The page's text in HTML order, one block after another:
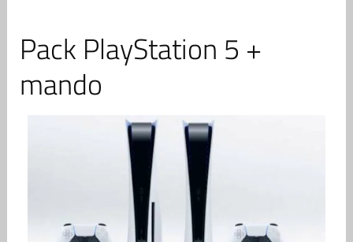
Pack PlayStation 5 +
mando